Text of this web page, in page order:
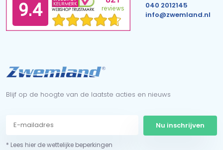
040 2012145
info@zwemland.nl
Blijf op de hoogte van de laatste acties en nieuws
Nu inschrijven
* Lees hier de wettelijke beperkingen